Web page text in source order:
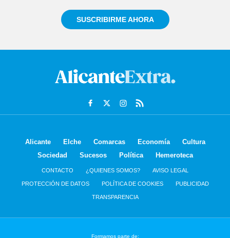
SUSCRIBIRME AHORA
Alicante Elche Comarcas Economía
Cultura
Sociedad
Sucesos Política Hemeroteca
CONTACTO ¿QUIENES SOMOS? AVISO LEGAL
PROTECCIÓN DE DATOS POLÍTICA DE COOKIES PUBLICIDAD
TRANSPARENCIA
Formamos parte de: